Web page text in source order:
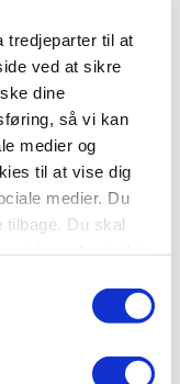
tredjeparter til at
ved at sikre
dine
så vi kan
medier og
til at vise dig
medier. Du
Du skal
til en god
ud fra, at det
For ud kommer
venner
for noget?
illustratorer.